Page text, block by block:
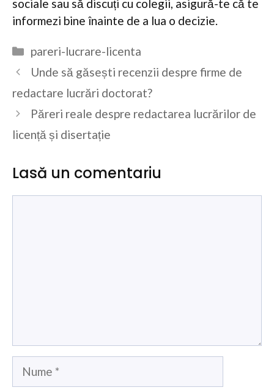
sociale sau să discuți cu colegii, asigură-te că te
informezi bine înainte de a lua o decizie.
Categorii
pareri-lucrare-licenta
Unde să găsești recenzii despre firme de
redactare lucrări doctorat?
Păreri reale despre redactarea lucrărilor de
licență și disertație
Lasă un comentariu